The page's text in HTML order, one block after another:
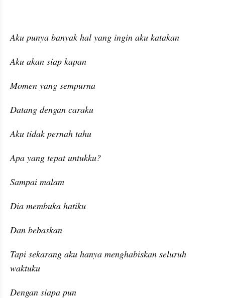
Aku punya banyak hal yang ingin aku katakan
Aku akan siap kapan
Momen yang sempurna
Datang dengan caraku
Aku tidak pernah tahu
Apa yang tepat untukku?
Sampai malam
Dia membuka hatiku
Dan bebaskan
Tapi sekarang aku hanya menghabiskan seluruh
waktuku
Dengan siapa pun